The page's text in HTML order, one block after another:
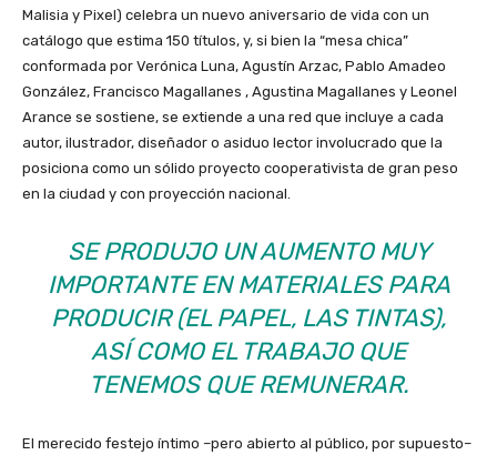
Malisia y Pixel) celebra un nuevo aniversario de vida con un
catálogo que estima 150 títulos, y, si bien la “mesa chica”
conformada por Verónica Luna, Agustín Arzac, Pablo Amadeo
González, Francisco Magallanes , Agustina Magallanes y Leonel
Arance se sostiene, se extiende a una red que incluye a cada
autor, ilustrador, diseñador o asiduo lector involucrado que la
posiciona como un sólido proyecto cooperativista de gran peso
en la ciudad y con proyección nacional.
SE PRODUJO UN AUMENTO MUY
IMPORTANTE EN MATERIALES PARA
PRODUCIR (EL PAPEL, LAS TINTAS),
ASÍ COMO EL TRABAJO QUE
TENEMOS QUE REMUNERAR.
El merecido festejo íntimo –pero abierto al público, por supuesto–